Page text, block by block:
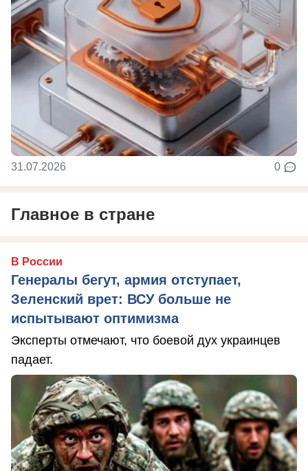
31.07.2026 0
Главное в стране
В России
Генералы бегут, армия отступает,
Зеленский врет: ВСУ больше не
испытывают оптимизма
Эксперты отмечают, что боевой дух украинцев
падает.